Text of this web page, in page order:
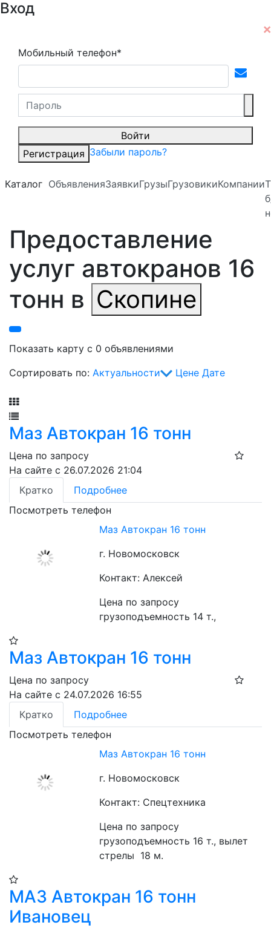
Вход
Мобильный телефон*
Войти
Регистрация Забыли пароль?
Каталог ОбъявленияЗаявкиГрузыГрузовикиКомпании
Предоставление
услуг автокранов 16
тонн в Скопине
Показать карту с 0 объявлениями
Сортировать по: Актуальности Цене Дате
Маз Автокран 16 тонн
Цена по запросу
На сайте с 26.07.2026 21:04
Кратко
Подробнее
Посмотреть телефон
Маз Автокран 16 тонн
г. Новомосковск
Контакт: Алексей
Цена по запросу
грузоподъемность 14 т.,
Маз Автокран 16 тонн
Цена по запросу
На сайте с 24.07.2026 16:55
Кратко
Подробнее
Посмотреть телефон
Маз Автокран 16 тонн
г. Новомосковск
Контакт: Спецтехника
Цена по запросу
грузоподъемность 16 т., вылет
стрелы  18 м.
МАЗ Автокран 16 тонн
Ивановец